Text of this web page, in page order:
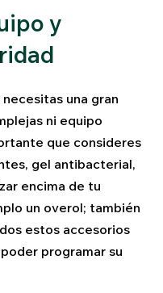
y
una gran
ni equipo
que consideres
gel antibacterial,
encima de tu
un overol; también
estos accesorios
programar su